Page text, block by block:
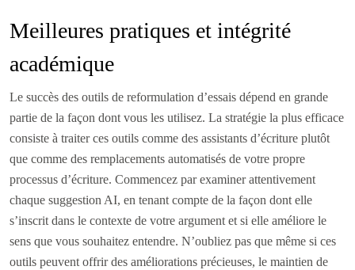
Meilleures pratiques et intégrité
académique
Le succès des outils de reformulation d’essais dépend en grande
partie de la façon dont vous les utilisez. La stratégie la plus efficace
consiste à traiter ces outils comme des assistants d’écriture plutôt
que comme des remplacements automatisés de votre propre
processus d’écriture. Commencez par examiner attentivement
chaque suggestion AI, en tenant compte de la façon dont elle
s’inscrit dans le contexte de votre argument et si elle améliore le
sens que vous souhaitez entendre. N’oubliez pas que même si ces
outils peuvent offrir des améliorations précieuses, le maintien de